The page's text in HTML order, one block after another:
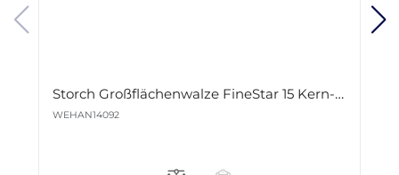
Storch Großflächenwalze FineStar 15 Kern-Ø 47mm 25cm Nr. 140925
WEHAN14092